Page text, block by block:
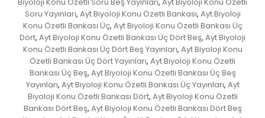
,
Soru Yayınları, Ayt Biyoloji Konu Özetli Bankası, Ayt Biyoloji
Konu Özetli Bankası Üç, Ayt Biyoloji Konu Özetli Bankası Üç
Dört, Ayt Biyoloji Konu Özetli Bankası Üç Dört Beş, Ayt Biyoloji
Konu Özetli Bankası Üç Dört Beş Yayınları, Ayt Biyoloji Konu
Özetli Bankası Üç Dört Yayınları, Ayt Biyoloji Konu Özetli
Bankası Üç Beş, Ayt Biyoloji Konu Özetli Bankası Üç Beş
Yayınları, Ayt Biyoloji Konu Özetli Bankası Üç Yayınları, Ayt
Biyoloji Konu Özetli Bankası Dört, Ayt Biyoloji Konu Özetli
Bankası Dört Beş, Ayt Biyoloji Konu Özetli Bankası Dört Beş